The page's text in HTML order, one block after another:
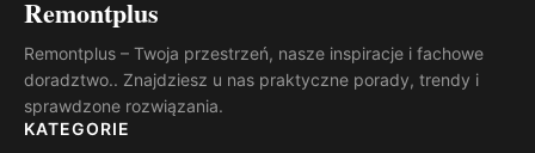
Remontplus
Remontplus – Twoja przestrzeń, nasze inspiracje i fachowe
doradztwo.. Znajdziesz u nas praktyczne porady, trendy i
sprawdzone rozwiązania.
KATEGORIE